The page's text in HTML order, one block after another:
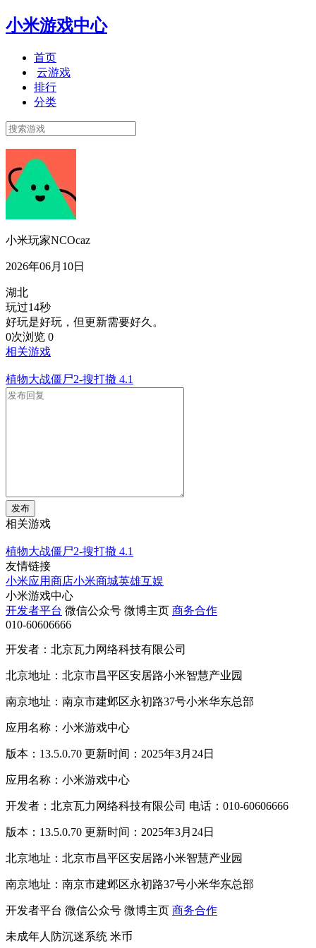
小米游戏中心
首页
云游戏
排行
分类
小米玩家NCOcaz
2026年06月10日
湖北
玩过14秒
好玩是好玩，但更新需要好久。
0次浏览 0
相关游戏
植物大战僵尸2-搜打撤 4.1
发布
相关游戏
植物大战僵尸2-搜打撤 4.1
友情链接
小米应用商店小米商城英雄互娱
小米游戏中心
开发者平台 微信公众号 微博主页 商务合作
010-60606666
开发者：北京瓦力网络科技有限公司
北京地址：北京市昌平区安居路小米智慧产业园
南京地址：南京市建邺区永初路37号小米华东总部
应用名称：小米游戏中心
版本：13.5.0.70 更新时间：2025年3月24日
应用名称：小米游戏中心
开发者：北京瓦力网络科技有限公司 电话：010-60606666
版本：13.5.0.70 更新时间：2025年3月24日
北京地址：北京市昌平区安居路小米智慧产业园
南京地址：南京市建邺区永初路37号小米华东总部
开发者平台 微信公众号 微博主页 商务合作
未成年人防沉迷系统 米币